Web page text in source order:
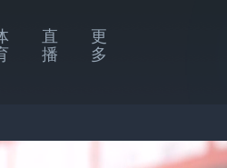
直
播
更
多